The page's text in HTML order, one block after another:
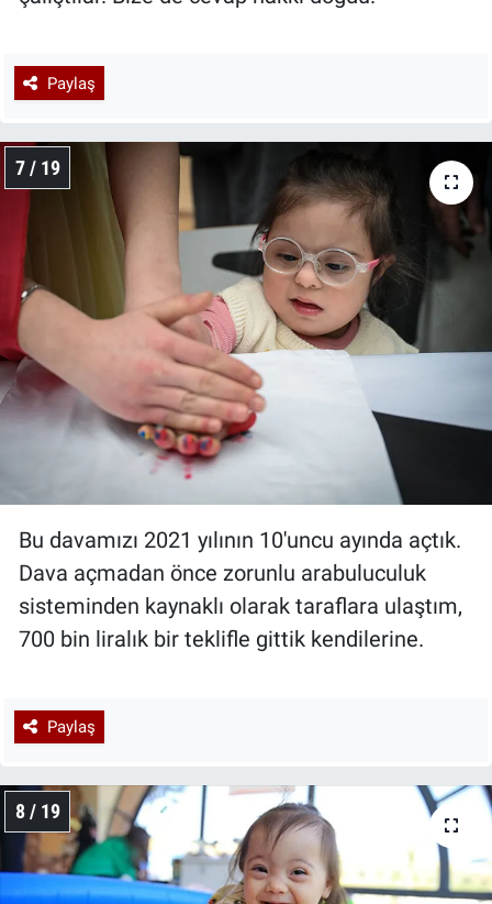
Paylaş
7 / 19
Bu davamızı 2021 yılının 10'uncu ayında açtık.
Dava açmadan önce zorunlu arabuluculuk
sisteminden kaynaklı olarak taraflara ulaştım,
700 bin liralık bir teklifle gittik kendilerine.
Paylaş
8 / 19